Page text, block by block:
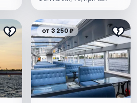
от 3 250 ₽